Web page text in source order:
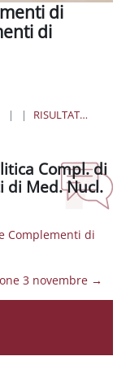
di
di
INIZIO LEZIONI
ANNUNCI RISULTATI ESAME DI CHIMICA ANALITICA COMPL. DI CHIMICA GENERALE CON ELEMENTI DI MED. NUCL. DEL 14 SETTEMBRE 2023
Compl. di
di Med. Nucl.
Complementi di
3 novembre →